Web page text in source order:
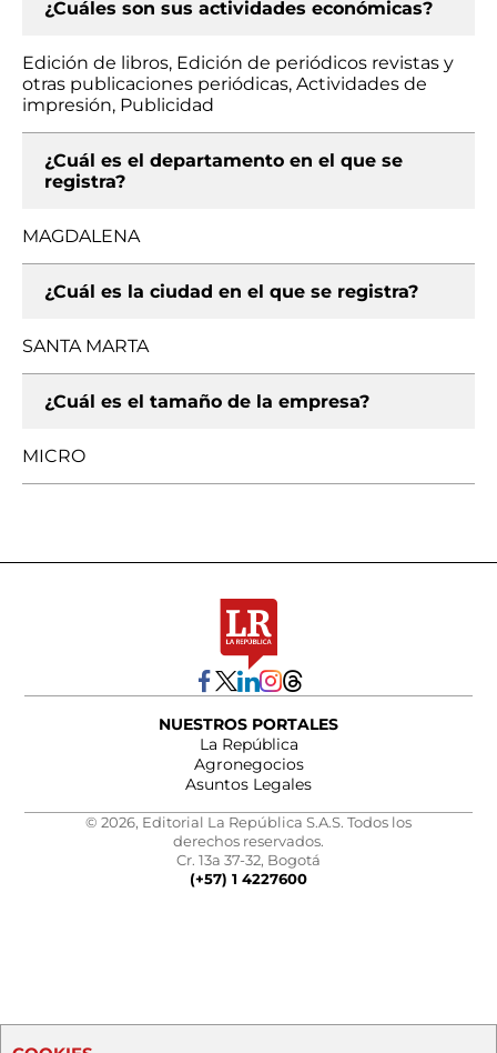
¿Cuáles son sus actividades económicas?
Edición de libros, Edición de periódicos revistas y
otras publicaciones periódicas, Actividades de
impresión, Publicidad
¿Cuál es el departamento en el que se
registra?
MAGDALENA
¿Cuál es la ciudad en el que se registra?
SANTA MARTA
¿Cuál es el tamaño de la empresa?
MICRO
NUESTROS PORTALES
La República
Agronegocios
Asuntos Legales
© 2026, Editorial La República S.A.S. Todos los
derechos reservados.
Cr. 13a 37-32, Bogotá
(+57) 1 4227600